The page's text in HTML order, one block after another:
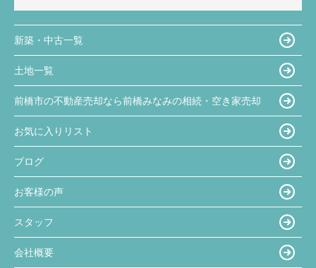
新築・中古一覧
土地一覧
前橋市の不動産売却なら前橋みなみの相続・空き家売却
お気に入りリスト
ブログ
お客様の声
スタッフ
会社概要